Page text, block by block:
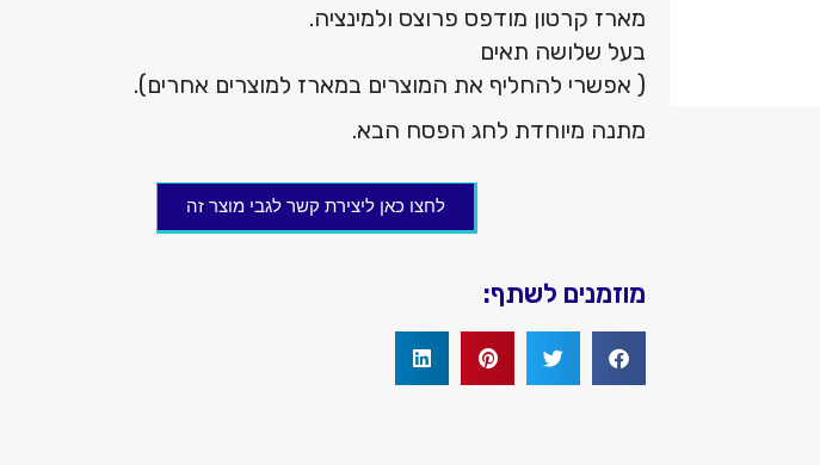
מארז קרטון מודפס פרוצס ולמינציה.
בעל שלושה תאים
( אפשרי להחליף את המוצרים במארז למוצרים אחרים).
מתנה מיוחדת לחג הפסח הבא.
לחצו כאן ליצירת קשר לגבי מוצר זה
מוזמנים לשתף: